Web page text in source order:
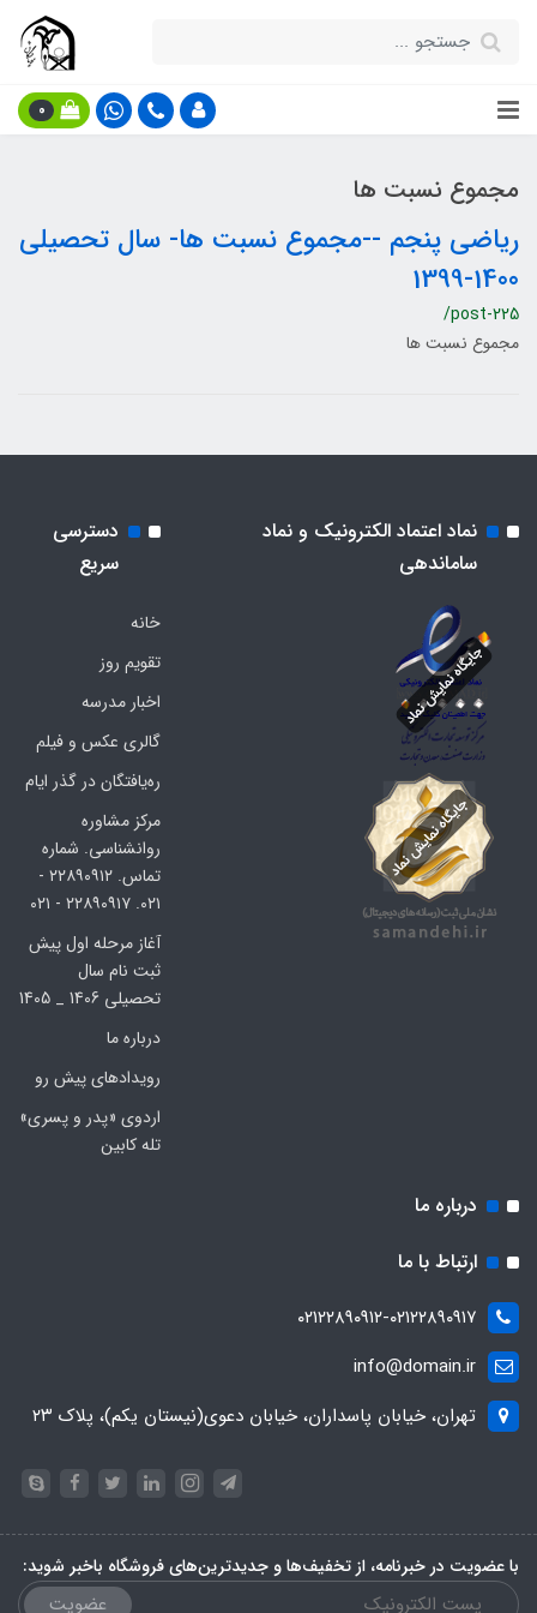
0
مجموع نسبت ها
ریاضی پنجم --مجموع نسبت ها- سال تحصیلی
1400-1399
/post-225
مجموع نسبت ها
نماد اعتماد الکترونیک و نماد
ساماندهی
دسترسی
سریع
خانه
تقویم روز
اخبار مدرسه
گالری عکس و فیلم
ره‌یافتگان در گذر ایام
مرکز مشاوره
روانشناسی. شماره
تماس. ۲۲۸۹۰۹۱۲ -
۰۲۱. ۲۲۸۹۰۹۱۷ - ۰۲۱
آغاز مرحله اول پیش
ثبت نام سال
تحصیلی 1406 _ 1405
درباره ما
رویدادهای پیش رو
اردوی «پدر و پسری»
تله کابین
درباره ما
ارتباط با ما
۰۲۱۲۲۸۹۰۹۱۲-۰۲۱۲۲۸۹۰۹۱۷
info@domain.ir
تهران، خیابان پاسداران، خیابان دعوی(نیستان یکم)، پلاک ۲۳
با عضویت در خبرنامه، از تخفیف‌ها و جدیدترین‌های فروشگاه باخبر شوید:
عضویت